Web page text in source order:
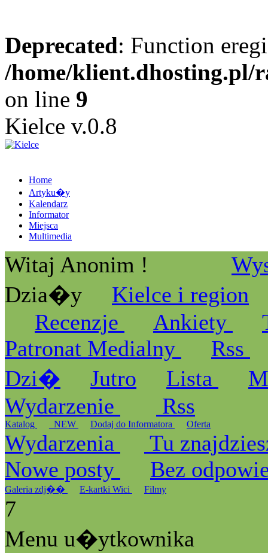
Deprecated: Function
/home/klient.dhosting.pl/
on line 9
Kielce v.0.8
Home
Artyku�y
Kalendarz
Informator
Miejsca
Multimedia
Witaj Anonim !
Dzia�y
Kielce i region
Recenzje
Ankiety
Patronat Medialny
Rss
Dzi�
Jutro Lista
Wydarzenie
Rss
Katalog _NEW Dodaj do Informatora Oferta
Wydarzenia
Tu
Nowe posty
Bez
Galeria zdj�� E-kartki Wici Filmy
7
Menu u�ytkownika